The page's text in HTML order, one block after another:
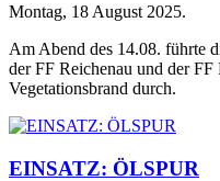
Montag, 18 August 2025.
Am Abend des 14.08. führte
der FF Reichenau und der
Vegetationsbrand durch.
EINSATZ: ÖLSPUR